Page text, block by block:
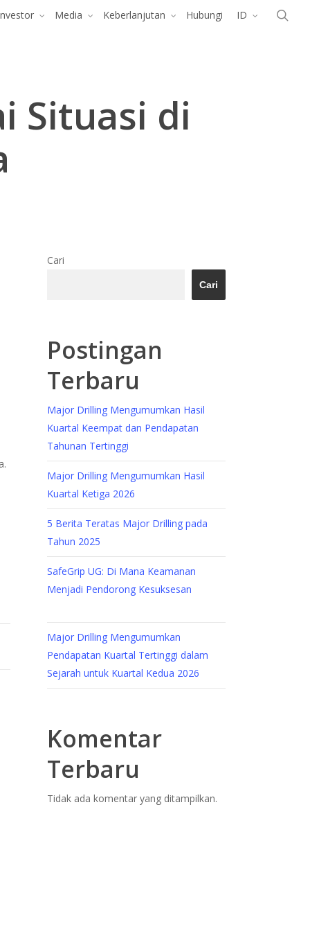
Media Keberlanjutan Hubungi ID
Situasi di
Cari
Cari
Postingan
Terbaru
Major Drilling Mengumumkan Hasil
Kuartal Keempat dan Pendapatan
Tahunan Tertinggi
Major Drilling Mengumumkan Hasil
Kuartal Ketiga 2026
5 Berita Teratas Major Drilling pada
Tahun 2025
SafeGrip UG: Di Mana Keamanan
Menjadi Pendorong Kesuksesan
Major Drilling Mengumumkan
Pendapatan Kuartal Tertinggi dalam
Sejarah untuk Kuartal Kedua 2026
Komentar
Terbaru
Tidak ada komentar yang ditampilkan.
Menu